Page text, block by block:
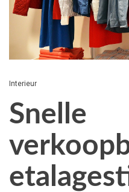
Interieur
Snelle